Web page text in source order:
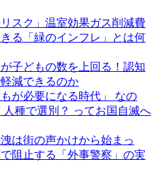
スク」温室効果ガス削減費
る「緑のインフレ」とは何
子どもの数を上回る！認知
減できるのか
が必要になる時代」 なの
種で選別？ ってお国自滅へ
は街の声かけから始まっ
阻止する「外事警察」の実